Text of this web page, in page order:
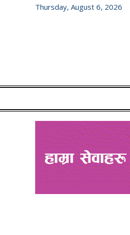
Thursday, August 6, 2026